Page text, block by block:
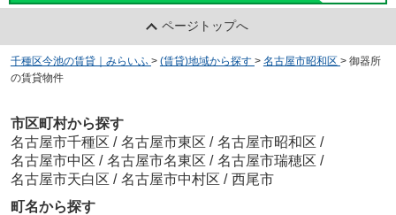
ページトップへ
千種区今池の賃貸｜みらいふ > (賃貸)地域から探す > 名古屋市昭和区 > 御器所
の賃貸物件
市区町村から探す
名古屋市千種区 / 名古屋市東区 / 名古屋市昭和区 /
名古屋市中区 / 名古屋市名東区 / 名古屋市瑞穂区 /
名古屋市天白区 / 名古屋市中村区 / 西尾市
町名から探す